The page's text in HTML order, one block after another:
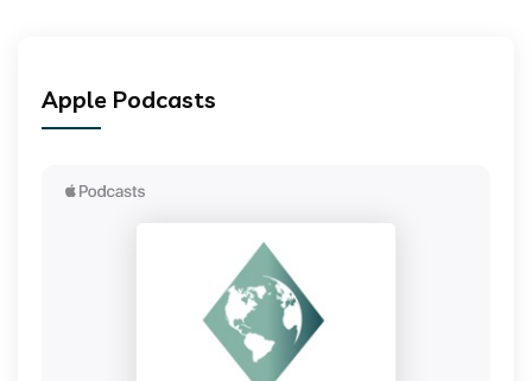
Apple Podcasts